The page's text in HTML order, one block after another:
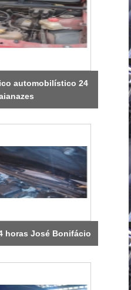
automobilístico 24
horas José Bonifácio